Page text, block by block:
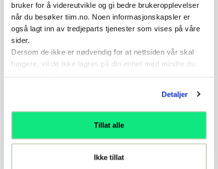
bruker for å videreutvikle og gi bedre brukeropplevelser
når du besøker tiim.no. Noen informasjonskapsler er
også lagt inn av tredjeparts tjenester som vises på våre
sider.
Dersom de ikke er nødvendig for at nettsiden vår skal
fungere, vil de ikke lagres på din enhet med mindre du
Detaljer
Tillat alle
Ikke tillat
Relaterte øvelser
Vendingsstafett
Øvelse 6-7 år ...
2v2 fra siden med
kampmål og keeper
Øvelse 8-9 år ...